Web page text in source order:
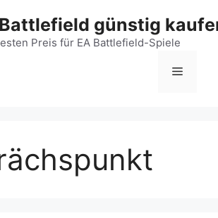
günstig
Preis für EA Battlefield-Spiele
Menü